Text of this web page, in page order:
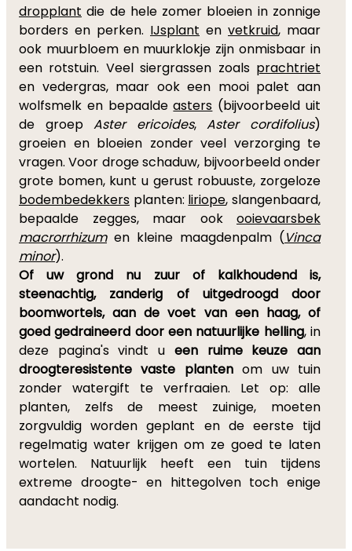
dropplant die de hele zomer bloeien in zonnige
borders en perken. IJsplant en vetkruid, maar
ook muurbloem en muurklokje zijn onmisbaar in
een rotstuin. Veel siergrassen zoals prachtriet
en vedergras, maar ook een mooi palet aan
wolfsmelk en bepaaldeasters (bijvoorbeeld uit
de groepAster ericoides,Aster cordifolius)
groeien en bloeien zonder veel verzorging te
vragen. Voor droge schaduw, bijvoorbeeld onder
grote bomen, kunt u gerust robuuste, zorgeloze
bodembedekkers planten: liriope, slangenbaard,
bepaalde zegges, maar ook ooievaarsbek
macrorrhizumen kleine maagdenpalm (Vinca
minor).
Of uw grond nu zuur of kalkhoudend is,
steenachtig, zanderig of uitgedroogd door
boomwortels, aan de voet van een haag, of
goed gedraineerd door een natuurlijke helling, in
deze pagina's vindt u een ruime keuze aan
droogteresistente vaste plantenom uw tuin
zonder watergift te verfraaien. Let op: alle
planten, zelfs de meest zuinige, moeten
zorgvuldig worden geplant en de eerste tijd
regelmatig water krijgen om ze goed te laten
wortelen. Natuurlijk heeft een tuin tijdens
extreme droogte- en hittegolven toch enige
aandacht nodig.